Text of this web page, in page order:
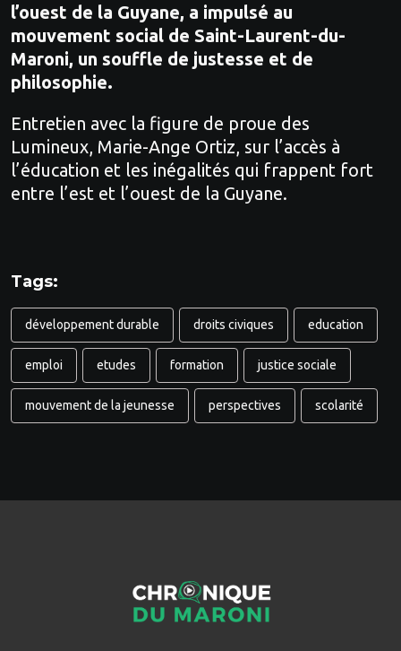
l’ouest de la Guyane, a impulsé au
mouvement social de Saint-Laurent-du-
Maroni, un souffle de justesse et de
philosophie.
Entretien avec la figure de proue des
Lumineux, Marie-Ange Ortiz, sur l’accès à
l’éducation et les inégalités qui frappent fort
entre l’est et l’ouest de la Guyane.
Tags:
développement durable droits civiques education
emploi etudes formation justice sociale
mouvement de la jeunesse perspectives scolarité